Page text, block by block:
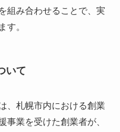
組み合わせることで、実
す。
いて
、札幌市内における創業
事業を受けた創業者が、